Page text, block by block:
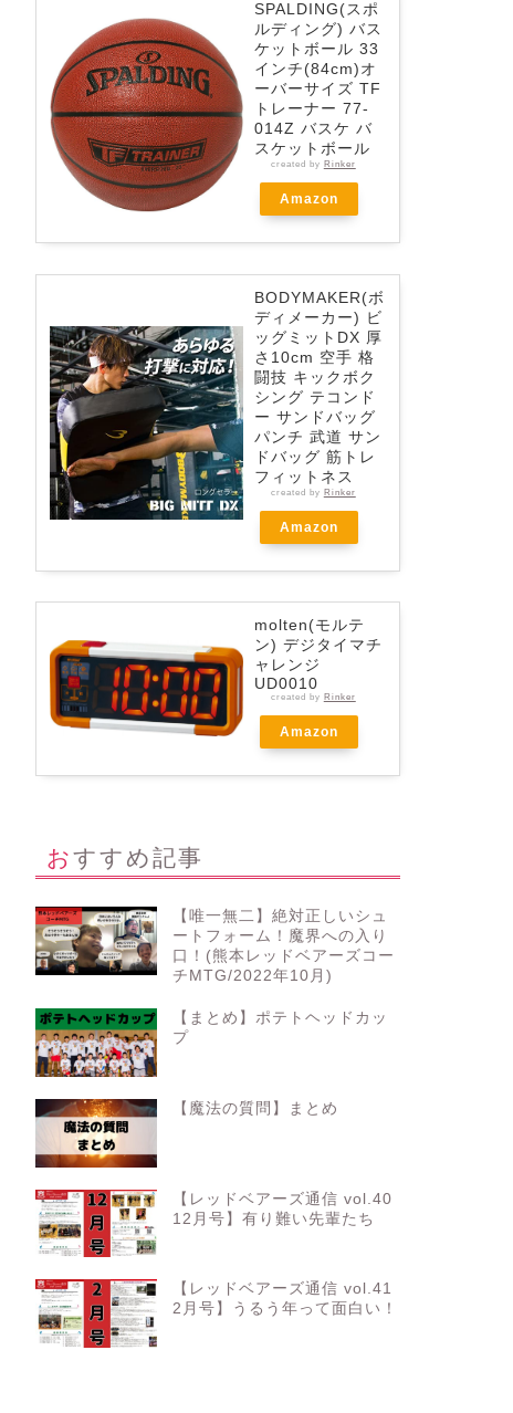
アジリティ
SPALDING(スポ
ルディング) バス
ケットボール 33
インチ(84cm)オ
ーバーサイズ TF
トレーナー 77-
014Z バスケ バ
スケットボール
created by Rinker
Amazon
BODYMAKER(ボ
ディメーカー) ビ
ッグミットDX 厚
さ10cm 空手 格
闘技 キックボク
シング テコンド
ー サンドバッグ
パンチ 武道 サン
ドバッグ 筋トレ
フィットネス
created by Rinker
Amazon
molten(モルテ
ン) デジタイマチ
ャレンジ
UD0010
created by Rinker
Amazon
おすすめ記事
【唯一無二】絶対正しいシュ
ートフォーム！魔界への入り
口！(熊本レッドベアーズコー
チMTG/2022年10月)
【まとめ】ポテトヘッドカッ
プ
【魔法の質問】まとめ
【レッドベアーズ通信 vol.40
12月号】有り難い先輩たち
【レッドベアーズ通信 vol.41
2月号】うるう年って面白い！